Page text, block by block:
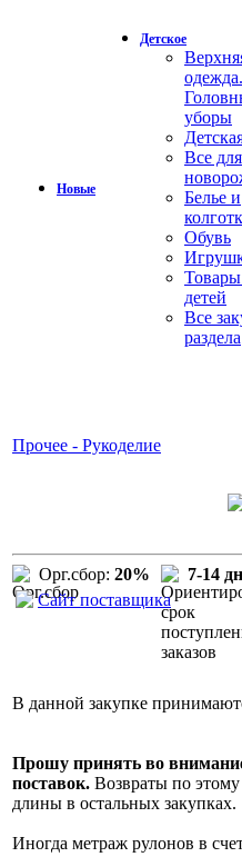
Новые
Детское
одежда.
уборы
Все для
Белье и
Обувь
детей
Все
раздела
Прочее - Рукоделие
Орг.сбор: 20% 7-14
Сайт поставщика
В данной закупке
Прошу принять во
поставок. Возвраты по
длины в остальных закупках.
Иногда метраж рулонов в